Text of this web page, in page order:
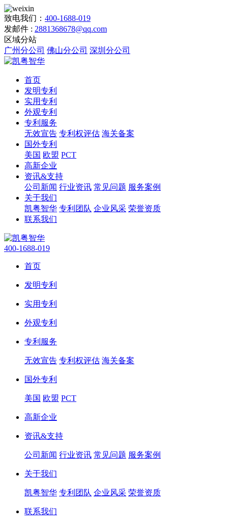
致电我们： 400-1688-019
发邮件 : 2881368678@qq.com
区域分站
广州分公司 佛山分公司 深圳分公司
首页
发明专利
实用专利
外观专利
专利服务
无效宣告 专利权评估 海关备案
国外专利
美国 欧盟 PCT
高新企业
资讯&支持
公司新闻 行业资讯 常见问题 服务案例
关于我们
凯粤智华 专利团队 企业风采 荣誉资质
联系我们
400-1688-019
首页
发明专利
实用专利
外观专利
专利服务
无效宣告 专利权评估 海关备案
国外专利
美国 欧盟 PCT
高新企业
资讯&支持
公司新闻 行业资讯 常见问题 服务案例
关于我们
凯粤智华 专利团队 企业风采 荣誉资质
联系我们